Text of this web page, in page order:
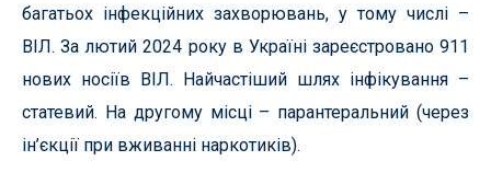
багатьох інфекційних захворювань, у тому числі –
ВІЛ. За лютий 2024 року в Україні зареєстровано 911
нових носіїв ВІЛ. Найчастіший шлях інфікування –
статевий. На другому місці – парантеральний (через
ін’єкції при вживанні наркотиків).